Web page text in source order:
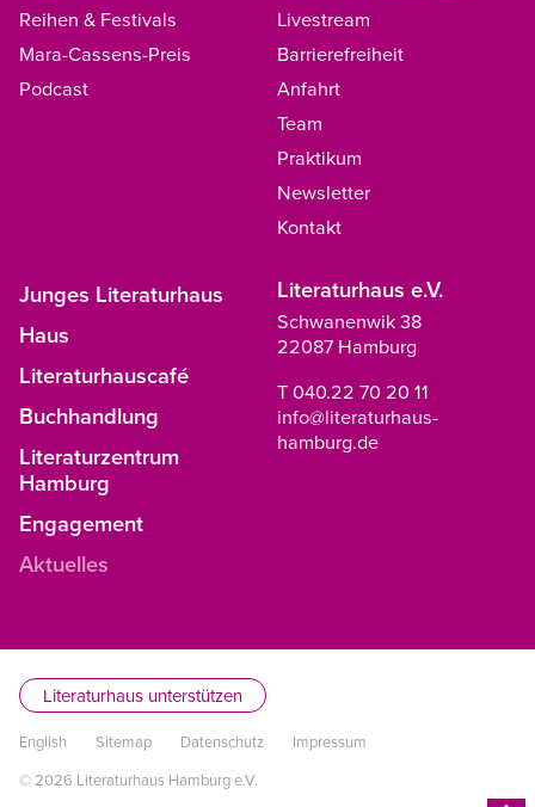
Reihen & Festivals
Mara-Cassens-Preis
Podcast
Livestream
Barrierefreiheit
Anfahrt
Team
Praktikum
Newsletter
Kontakt
Junges Literaturhaus
Haus
Literaturhauscafé
Buchhandlung
Literaturzentrum
Hamburg
Engagement
Aktuelles
Literaturhaus e.V.
Schwanenwik 38
22087 Hamburg
T 040.22 70 20 11
info@literaturhaus-
hamburg.de
Literaturhaus unterstützen
English Sitemap Datenschutz
Impressum
© 2026 Literaturhaus Hamburg e.V.